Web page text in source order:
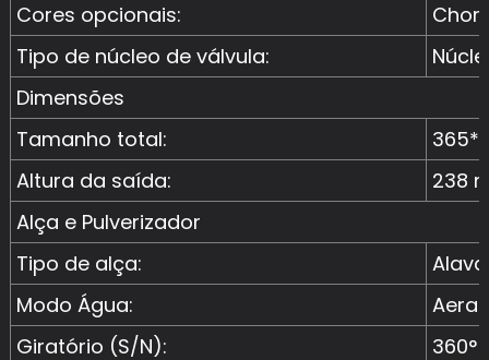
Cores opcionais:
Tipo de núcleo de válvula:
Dimensões
Tamanho total:
Altura da saída:
238
Alça e Pulverizador
Tipo de alça:
Modo Água:
Giratório (S/N):
360°